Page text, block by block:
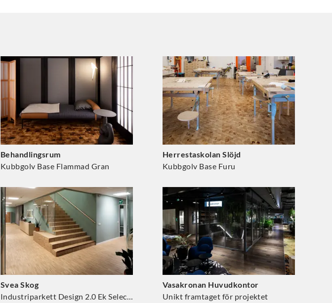
Behandlingsrum
Kubbgolv Base Flammad Gran
Herrestaskolan Slöjd
Kubbgolv Base Furu
Svea Skog
Industriparkett Design 2.0 Ek Select Naturell
Vasakronan Huvudkontor
Unikt framtaget för projektet